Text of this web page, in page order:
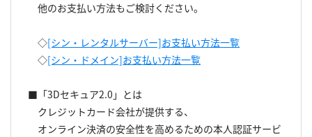
他のお支払い方法もご検討ください。
◇[シン・レンタルサーバー]お支払い方法一覧
◇[シン・ドメイン]お支払い方法一覧
■「3Dセキュア2.0」とは
クレジットカード会社が提供する、
オンライン決済の安全性を高めるための本人認証サービ